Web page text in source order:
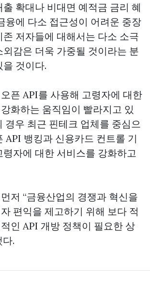
출 확대나 비대면 예적금 금리 혜
융에 다소 접근성이 어려운 중장
존 저자들에 대해서는 다소 소극
외감은 더욱 가중될 것이라는 분
것이다.
픈 API를 사용해 고령자에 대한
화하는 움직임이 빨라지고 있
경우 최근 핀테크 업체를 중심으
API 뱅킹과 신용카드 컨트롤 기
자에 대한 서비스를 강화하고
저 “금융산업의 경쟁과 혁신을
편익을 제고하기 위해 보다 적
인 API 개방 정책이 필요한 상
.